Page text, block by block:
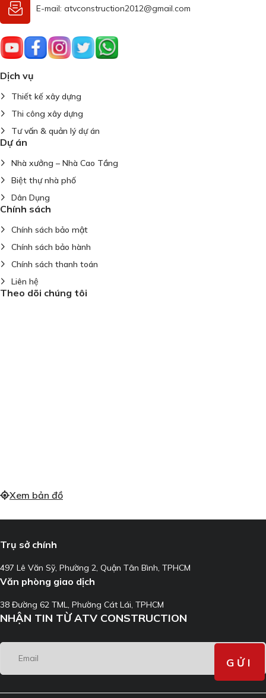
E-mail: atvconstruction2012@gmail.com
Dịch vụ
Thiết kế xây dựng
Thi công xây dựng
Tư vấn & quản lý dự án
Dự án
Nhà xưởng – Nhà Cao Tầng
Biệt thự nhà phố
Dân Dụng
Chính sách
Chính sách bảo mật
Chính sách bảo hành
Chính sách thanh toán
Liên hệ
Theo dõi chúng tôi
Xem bản đồ
Trụ sở chính
497 Lê Văn Sỹ, Phường 2, Quận Tân Bình, TPHCM
Văn phòng giao dịch
38 Đường 62 TML, Phường Cát Lái, TPHCM
NHẬN TIN TỪ ATV CONSTRUCTION